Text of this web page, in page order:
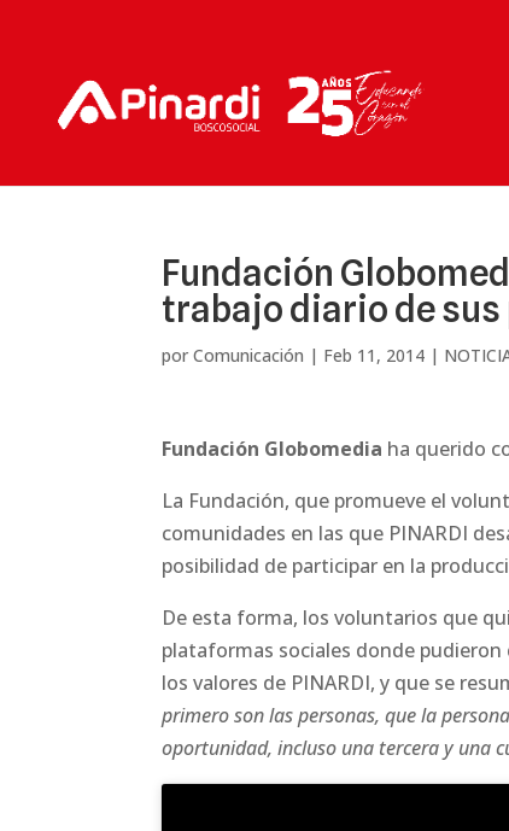
Fundación
trabajo diario de
porComunicación | Feb 11, 2014 |
Fundación Globomedia ha querido
La Fundación, que promueve el
comunidades en las que PINARDI
posibilidad de participar en la
De esta forma, los voluntarios que
plataformas sociales donde
los valores de PINARDI, y que se
primero son las personas, que la
oportunidad, incluso una tercera y una